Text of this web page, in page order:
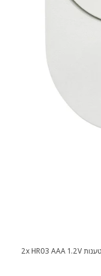
סוללות נמכרות בנפרד. אנו ממליצים על סוללות נטענות 2x HR03 AAA 1.2V